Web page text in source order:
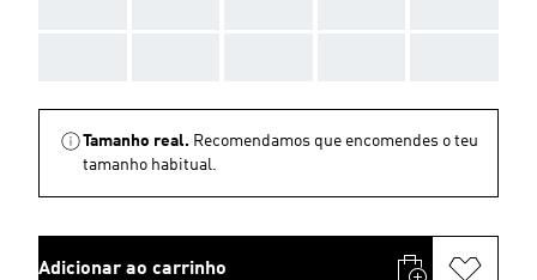
Tamanho real. Recomendamos que encomendes o teu
tamanho habitual.
Adicionar ao carrinho